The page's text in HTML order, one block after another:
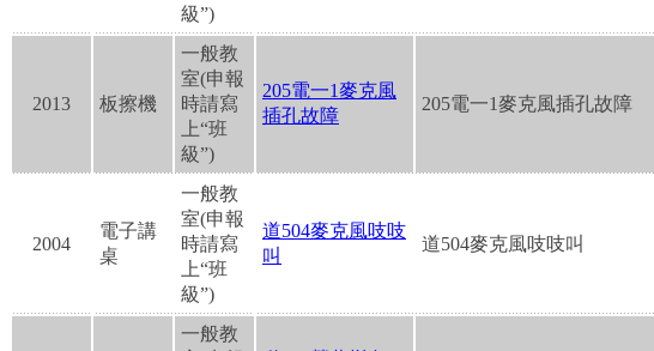
級”)
2013 板擦機
一般教
室(申報
時請寫
上“班
級”)
205電一1麥克風
插孔故障
205電一1麥克風插孔故障
2004
電子講
桌
一般教
室(申報
時請寫
上“班
級”)
道504麥克風吱吱
叫
道504麥克風吱吱叫
一般教